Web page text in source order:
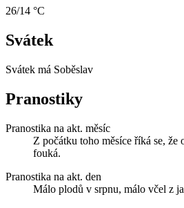
26/14 °C
Svátek
Svátek má Soběslav
Pranostiky
Pranostika na akt. měsíc
Z počátku toho měsíce říká se, že
fouká.
Pranostika na akt. den
Málo plodů v srpnu, málo včel z